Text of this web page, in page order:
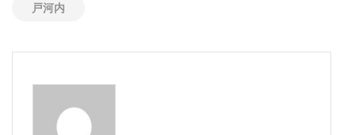
戸河内